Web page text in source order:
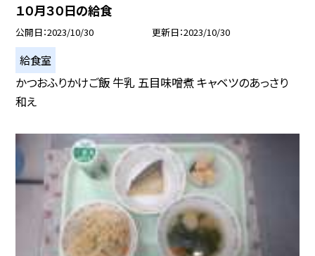
１０月３０日の給食
公開日 2023/10/30 更新日 2023/10/30
給食室
かつおふりかけご飯 牛乳 五目味噌煮 キャベツのあっさり
和え